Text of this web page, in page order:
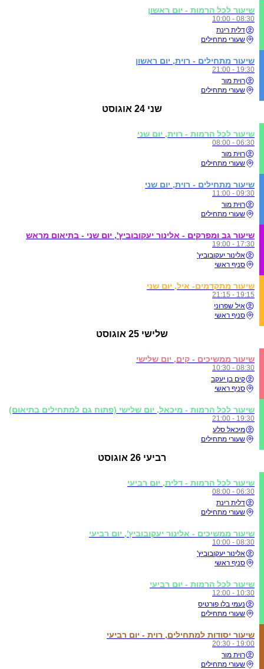
שיעור לכל הרמות - יום ראשון
08:30 - 10:00
דלית רינת
שעורי מתחילים
שיעור מתחילים - רוית, יום ראשון
19:30 - 21:00
רוית מור
שעורי מתחילים
שני 24 אוגוסט
שיעור לכל הרמות - רוית, יום שני
06:30 - 08:00
רוית מור
שעורי מתחילים
שיעור מתחילים - רוית, יום שני
09:30 - 11:00
רוית מור
שעורי מתחילים
שיעור גב ומפרקים - אלינור יעקובוביץ', יום שני - בתיאום מראש
17:30 - 19:00
אלינור יעקובוביץ'
סניף ראשי
שיעור מתקדמים- איל, יום שני
19:15 - 21:15
איל שפרוני
סניף ראשי
שלישי 25 אוגוסט
שיעור ממשיכים - קים, יום שלישי
08:30 - 10:30
קים בן יעקב
סניף ראשי
שיעור לכל הרמות - מיכאל, יום שלישי (פתוח גם למתחילים בתיאום)
19:30 - 21:00
מיכאל סלע
שעורי מתחילים
רביעי 26 אוגוסט
שיעור לכל הרמות - דלית, יום רביעי
06:30 - 08:00
דלית רינת
שעורי מתחילים
שיעור ממשיכים - אלינור יעקובוביץ', יום רביעי
08:30 - 10:00
אלינור יעקובוביץ'
סניף ראשי
שיעור לכל הרמות - יום רביעי
10:30 - 12:00
נעמי בלו פורטיס
שעורי מתחילים
שיעור יסודות למתחילים, רוית - יום רביעי
19:00 - 20:30
רוית מור
שעורי מתחילים